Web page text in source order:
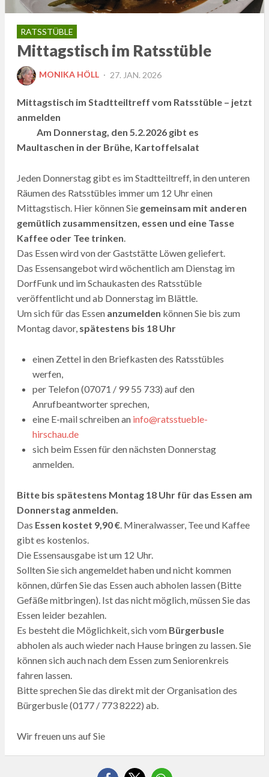
RATSSTÜBLE
Mittagstisch im Ratsstüble
MONIKA HÖLL
POSTED
27. JAN. 2026
Mittagstisch im Stadtteiltreff vom Ratsstüble – jetzt
anmelden
Am Donnerstag, den 5.2.2026 gibt es
Maultaschen in der Brühe, Kartoffelsalat
Jeden Donnerstag gibt es im Stadtteiltreff, in den unteren
Räumen des Ratsstübles immer um 12 Uhr einen
Mittagstisch. Hier können Sie gemeinsam mit anderen
gemütlich zusammensitzen, essen und eine Tasse
Kaffee oder Tee trinken
Das Essen wird von der Gaststätte Löwen geliefert.
Das Essensangebot wird wöchentlich am Dienstag im
DorfFunk und im Schaukasten des Ratsstüble
veröffentlicht und ab Donnerstag im Blättle.
Um sich für das Essen anzumelden können Sie bis zum
Montag davor, spätestens bis 18 Uhr
einen Zettel in den Briefkasten des Ratsstübles
werfen,
per Telefon (07071 / 99 55 733) auf den
Anrufbeantworter sprechen,
eine E-mail schreiben an info@ratsstueble-
hirschau.de
sich beim Essen für den nächsten Donnerstag
anmelden.
Bitte bis spätestens Montag 18 Uhr für das Essen am
Donnerstag anmelden.
Das Essen kostet 9,90 €. Mineralwasser, Tee und Kaffee
gibt es kostenlos.
Die Essensausgabe ist um 12 Uhr.
Sollten Sie sich angemeldet haben und nicht kommen
können, dürfen Sie das Essen auch abholen lassen (Bitte
Gefäße mitbringen). Ist das nicht möglich, müssen Sie das
Essen leider bezahlen.
Es besteht die Möglichkeit, sich vom Bürgerbusle
abholen als auch wieder nach Hause bringen zu lassen. Sie
können sich auch nach dem Essen zum Seniorenkreis
fahren lassen.
Bitte sprechen Sie das direkt mit der Organisation des
Bürgerbusle (0177 / 773 8222) ab.
Wir freuen uns auf Sie